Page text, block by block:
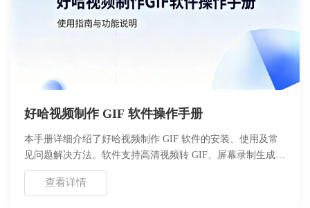
好哈视频制作 GIF 软件操作手册
本手册详细介绍了好哈视频制作 GIF 软件的安装、使用及常
见问题解决方法。软件支持高清视频转 GIF、屏幕录制生成动
画及多种编辑功能，适用于社交媒体分享及教学演示。用户可
通过本指南快速掌握核心操作，包括导入素材、调整参数、导
查看详情